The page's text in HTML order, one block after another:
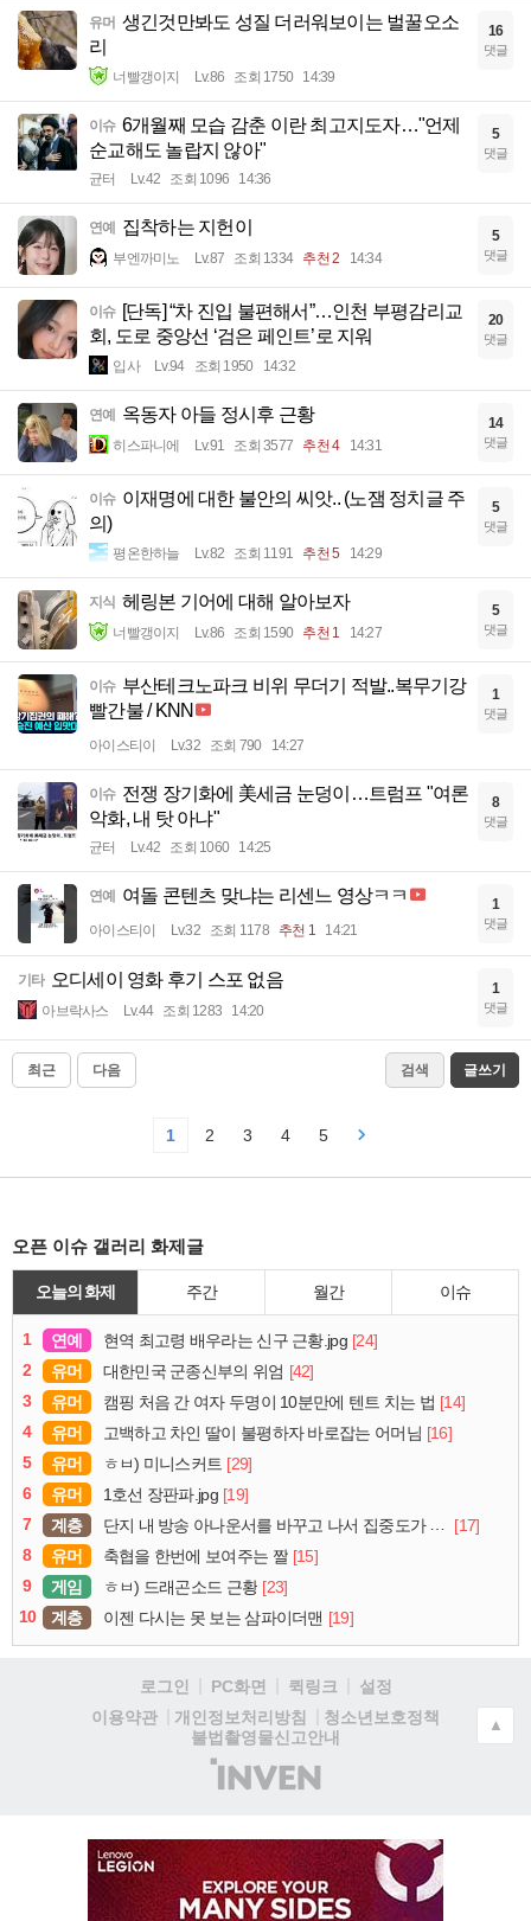
유머 생긴것만봐도 성질 더러워보이는 벌꿀오소
리
너빨갱이지 Lv.86 조회 1750 14:39
16
댓글
이슈 6개월째 모습 감춘 이란 최고지도자…"언제
순교해도 놀랍지 않아"
균터 Lv.42 조회 1096 14:36
5
댓글
연예 집착하는 지헌이
부엔까미노 Lv.87 조회 1334 추천 2 14:34
5
댓글
이슈 [단독] “차 진입 불편해서”…인천 부평감리교
회, 도로 중앙선 ‘검은 페인트’로 지워
입사 Lv.94 조회 1950 14:32
20
댓글
연예 옥동자 아들 정시후 근황
히스파니에 Lv.91 조회 3577 추천 4 14:31
14
댓글
이슈 이재명에 대한 불안의 씨앗.. (노잼 정치글 주
의)
평온한하늘 Lv.82 조회 1191 추천 5 14:29
5
댓글
지식 헤링본 기어에 대해 알아보자
너빨갱이지 Lv.86 조회 1590 추천 1 14:27
5
댓글
이슈 부산테크노파크 비위 무더기 적발..복무기강
빨간불 / KNN
아이스티이 Lv.32 조회 790 14:27
1
댓글
이슈 전쟁 장기화에 美세금 눈덩이…트럼프 "여론
악화, 내 탓 아냐"
균터 Lv.42 조회 1060 14:25
8
댓글
연예 여돌 콘텐츠 맞냐는 리센느 영상ㅋㅋ
아이스티이 Lv.32 조회 1178 추천 1 14:21
1
댓글
기타 오디세이 영화 후기 스포 없음
아브락사스 Lv.44 조회 1283 14:20
1
댓글
최근 다음 검색 글쓰기
1 2 3 4 5
오픈 이슈 갤러리 화제글
오늘의 화제 주간 월간 이슈
1 연예 현역 최고령 배우라는 신구 근황.jpg [24]
2
유머 대한민국 군종신부의 위엄 [42]
3
유머 캠핑 처음 간 여자 두명이 10분만에 텐트 치는 법 [14]
4
유머 고백하고 차인 딸이 불평하자 바로잡는 어머님 [16]
5
유머 ㅎㅂ) 미니스커트 [29]
6
유머 1호선 장판파.jpg [19]
7
계층 단지 내 방송 아나운서를 바꾸고 나서 집중도가 확 올라갔다는 한 아파트의 안내방송
[17]
8
유머 축협을 한번에 보여주는 짤 [15]
9
게임 ㅎㅂ) 드래곤소드 근황 [23]
10
계층 이젠 다시는 못 보는 삼파이더맨 [19]
로그인 PC화면 퀵링크
설정
이용약관
개인정보처리방침
청소년보호정책
불법촬영물신고안내
(주)
인
▲